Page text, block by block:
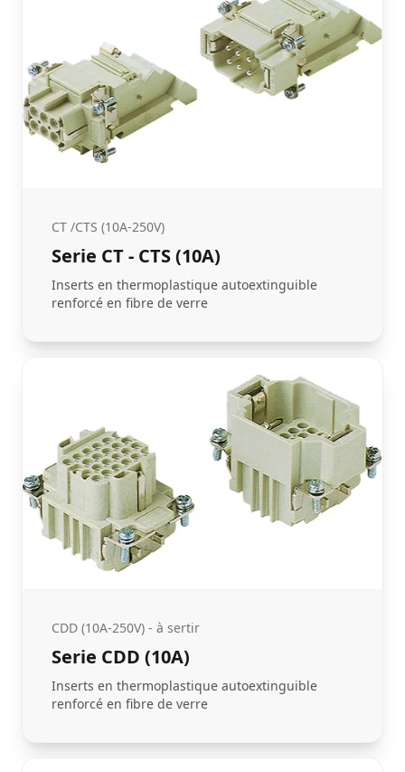
CT /CTS (10A-250V)
Serie CT - CTS (10A)
Inserts en thermoplastique autoextinguible
renforcé en fibre de verre
CDD (10A-250V) - à sertir
Serie CDD (10A)
Inserts en thermoplastique autoextinguible
renforcé en fibre de verre